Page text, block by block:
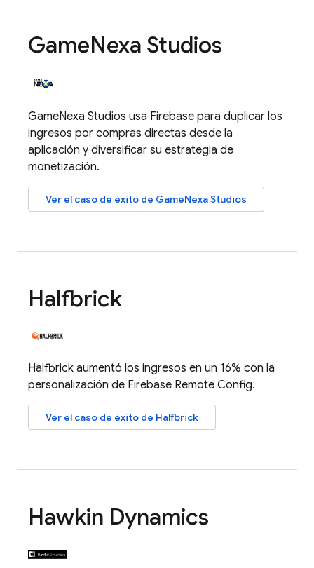
GameNexa Studios
GameNexa Studios usa Firebase para duplicar los
ingresos por compras directas desde la
aplicación y diversificar su estrategia de
monetización.
Ver el caso de éxito de GameNexa Studios
Halfbrick
Halfbrick aumentó los ingresos en un 16% con la
personalización de Firebase Remote Config.
Ver el caso de éxito de Halfbrick
Hawkin Dynamics